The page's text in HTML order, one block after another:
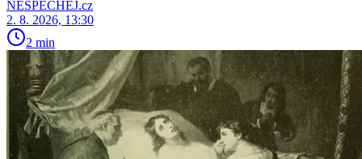
NESPECHEJ.cz
2. 8. 2026, 13:30
2 min